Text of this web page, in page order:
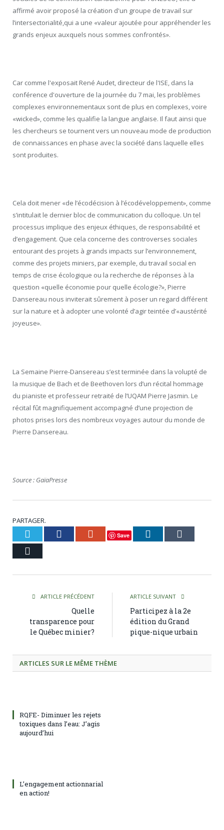
affirmé avoir proposé la création d'un groupe de travail sur
l’intersectorialité,qui a une «valeur ajoutée pour appréhender les
grands enjeux auxquels nous sommes confrontés».
Car comme l'exposait René Audet, directeur de l'ISE, dans la
conférence d'ouverture de la journée du 7 mai, les problèmes
complexes environnementaux sont de plus en complexes, voire
«wicked», comme les qualifie la langue anglaise. Il faut ainsi que
les chercheurs se tournent vers un nouveau mode de production
de connaissances en phase avec la société dans laquelle elles
sont produites.
Cela doit mener «de l’écodécision à l’écodéveloppement», comme
s’intitulait le dernier bloc de communication du colloque. Un tel
processus implique des enjeux éthiques, de responsabilité et
d’engagement. Que cela concerne des controverses sociales
entourant des projets à grands impacts sur l’environnement,
comme des projets miniers, par exemple, du travail social en
temps de crise écologique ou la recherche de réponses à la
question «quelle économie pour quelle écologie?», Pierre
Dansereau nous inviterait sûrement à poser un regard différent
sur la nature et à adopter une volonté d’agir teintée d’«austérité
joyeuse».
La Semaine Pierre-Dansereau s’est terminée dans la volupté de
la musique de Bach et de Beethoven lors d’un récital hommage
du pianiste et professeur retraité de l’UQAM Pierre Jasmin. Le
récital fût magnifiquement accompagné d’une projection de
photos prises lors des nombreux voyages autour du monde de
Pierre Dansereau.
Source : GaïaPresse
PARTAGER.
Twitter Facebook Google+
Save LinkedIn
ARTICLE PRÉCÉDENT
Quelle
transparence pour
le Québec minier?
ARTICLE SUIVANT
Participez à la 2e
édition du Grand
pique-nique urbain
ARTICLES SUR LE MÊME THÈME
RQFE- Diminuer les rejets
toxiques dans l’eau: J’agis
aujourd’hui
L’engagement actionnarial
en action!